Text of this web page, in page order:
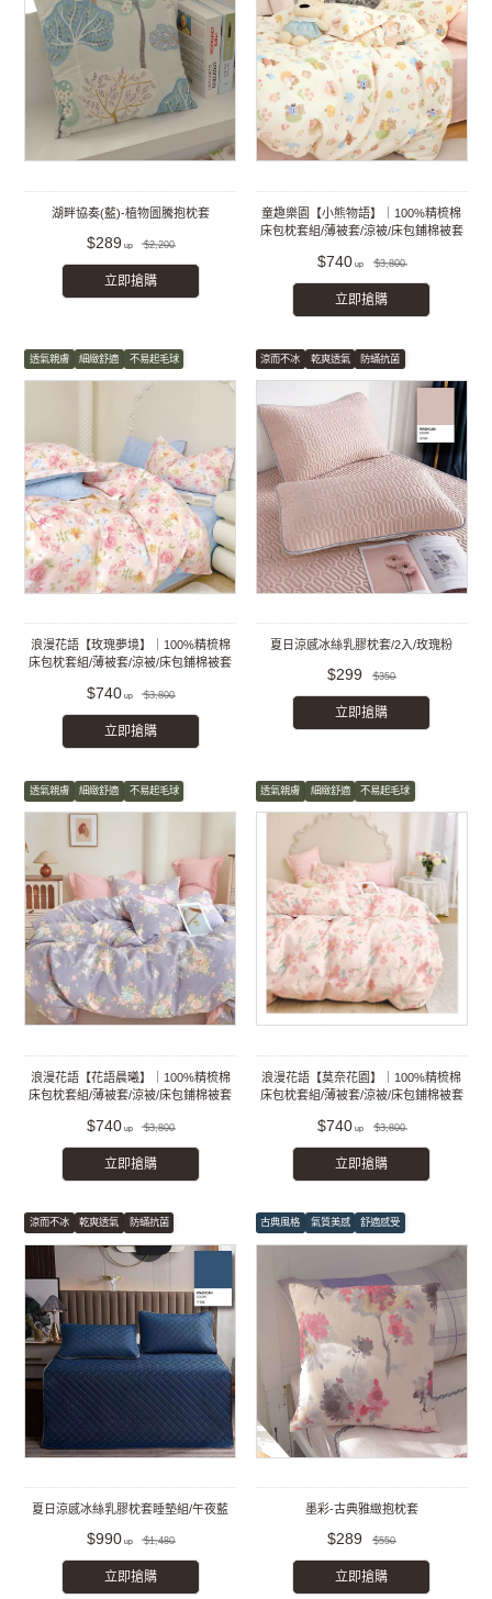
湖畔協奏(藍)-植物圖騰抱枕套
$289 $2,200
立即搶購
童趣樂園【小熊物語】｜100%精梳棉
床包枕套組/薄被套/涼被/床包鋪棉被套
$740 $3,800
立即搶購
透氣親膚 細緻舒適 不易起毛球
浪漫花語【玫瑰夢境】｜100%精梳棉
床包枕套組/薄被套/涼被/床包鋪棉被套
$740 $3,800
立即搶購
涼而不冰 乾爽透氣 防蟎抗菌
夏日涼感冰絲乳膠枕套/2入/玫瑰粉
$299 $350
立即搶購
透氣親膚 細緻舒適 不易起毛球
浪漫花語【花語晨曦】｜100%精梳棉
床包枕套組/薄被套/涼被/床包鋪棉被套
$740 $3,800
立即搶購
透氣親膚 細緻舒適 不易起毛球
浪漫花語【莫奈花園】｜100%精梳棉
床包枕套組/薄被套/涼被/床包鋪棉被套
$740 $3,800
立即搶購
涼而不冰 乾爽透氣 防蟎抗菌
夏日涼感冰絲乳膠枕套睡墊組/午夜藍
$990 $1,480
立即搶購
古典風格 氣質美感 舒適感受
墨彩-古典雅緻抱枕套
$289 $550
立即搶購